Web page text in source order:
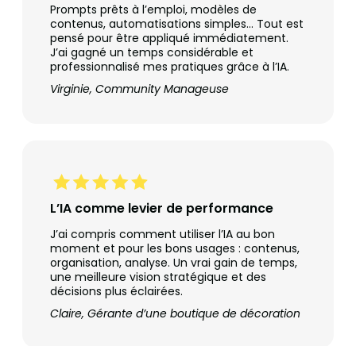
Prompts prêts à l’emploi, modèles de
contenus, automatisations simples… Tout est
pensé pour être appliqué immédiatement.
J’ai gagné un temps considérable et
professionnalisé mes pratiques grâce à l’IA.
Virginie, Community Manageuse
L’IA comme levier de performance
J’ai compris comment utiliser l’IA au bon
moment et pour les bons usages : contenus,
organisation, analyse. Un vrai gain de temps,
une meilleure vision stratégique et des
décisions plus éclairées.
Claire, Gérante d’une boutique de décoration